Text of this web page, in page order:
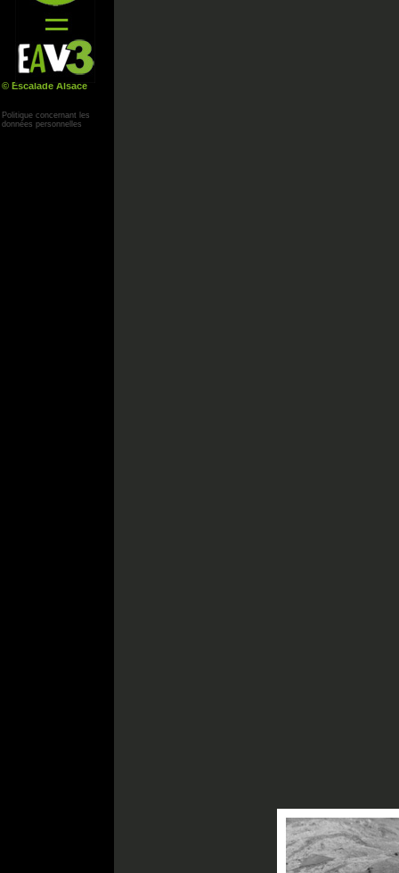
© Escalade Alsace
Politique concernant les
données personnelles